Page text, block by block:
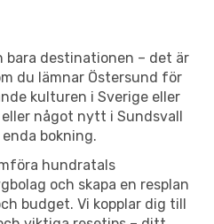
bara destinationen – det är
du lämnar Östersund för
kulturen i Sverige eller
något nytt i Sundsvall
bokning.
hundratals
och skapa en resplan
budget. Vi kopplar dig till